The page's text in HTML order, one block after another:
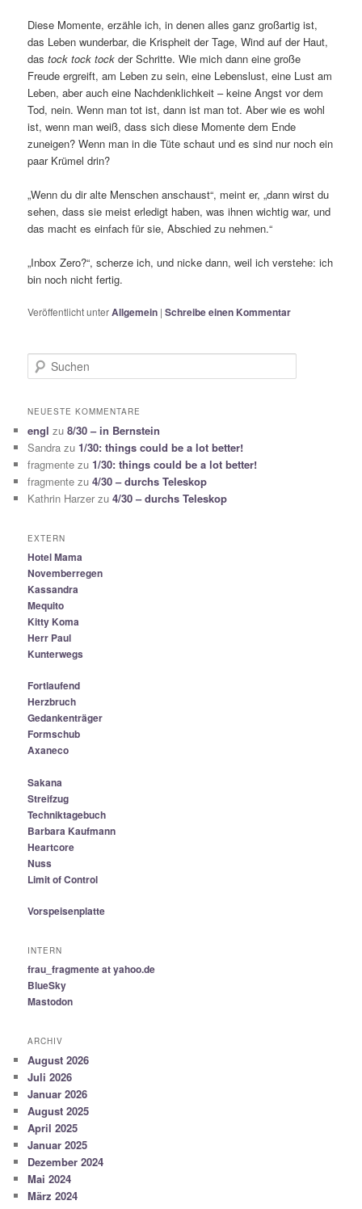
Diese Momente, erzähle ich, in denen alles ganz großartig ist,
das Leben wunderbar, die Krispheit der Tage, Wind auf der Haut,
das tock tock tockder Schritte. Wie mich dann eine große
Freude ergreift, am Leben zu sein, eine Lebenslust, eine Lust am
Leben, aber auch eine Nachdenklichkeit – keine Angst vor dem
Tod, nein. Wenn man tot ist, dann ist man tot. Aber wie es wohl
ist, wenn man weiß, dass sich diese Momente dem Ende
zuneigen? Wenn man in die Tüte schaut und es sind nur noch ein
paar Krümel drin?
„Wenn du dir alte Menschen anschaust“, meint er, „dann wirst du
sehen, dass sie meist erledigt haben, was ihnen wichtig war, und
das macht es einfach für sie, Abschied zu nehmen.“
„Inbox Zero?“, scherze ich, und nicke dann, weil ich verstehe: ich
bin noch nicht fertig.
Veröffentlicht unterAllgemein |Schreibe einen Kommentar
u
h
n
NEUESTE KOMMENTARE
engl zu8/30 – in Bernstein
Sandra zu 1/30: things could be a lot better!
fragmente zu 1/30: things could be a lot better!
fragmente zu4/30 – durchs Teleskop
Kathrin Harzer zu4/30 – durchs Teleskop
EXTERN
Hotel Mama
Novemberregen
Kassandra
Mequito
Kitty Koma
Herr Paul
Kunterwegs
Fortlaufend
Herzbruch
Gedankenträger
Formschub
Axaneco
Sakana
Streifzug
Techniktagebuch
Barbara Kaufmann
Heartcore
Nuss
Limit of Control
Vorspeisenplatte
INTERN
frau_fragmente at yahoo.de
BlueSky
Mastodon
ARCHIV
August 2026
Juli 2026
Januar 2026
August 2025
April 2025
Januar 2025
Dezember 2024
Mai 2024
März 2024